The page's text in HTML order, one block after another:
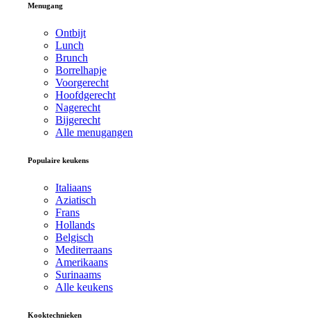
Menugang
Ontbijt
Lunch
Brunch
Borrelhapje
Voorgerecht
Hoofdgerecht
Nagerecht
Bijgerecht
Alle menugangen
Populaire keukens
Italiaans
Aziatisch
Frans
Hollands
Belgisch
Mediterraans
Amerikaans
Surinaams
Alle keukens
Kooktechnieken